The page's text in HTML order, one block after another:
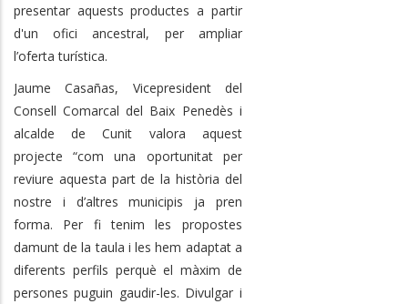
presentar aquests productes a partir
d'un ofici ancestral, per ampliar
l’oferta turística.
Jaume Casañas, Vicepresident del
Consell Comarcal del Baix Penedès i
alcalde de Cunit valora aquest
projecte “com una oportunitat per
reviure aquesta part de la història del
nostre i d’altres municipis ja pren
forma. Per fi tenim les propostes
damunt de la taula i les hem adaptat a
diferents perfils perquè el màxim de
persones puguin gaudir-les. Divulgar i